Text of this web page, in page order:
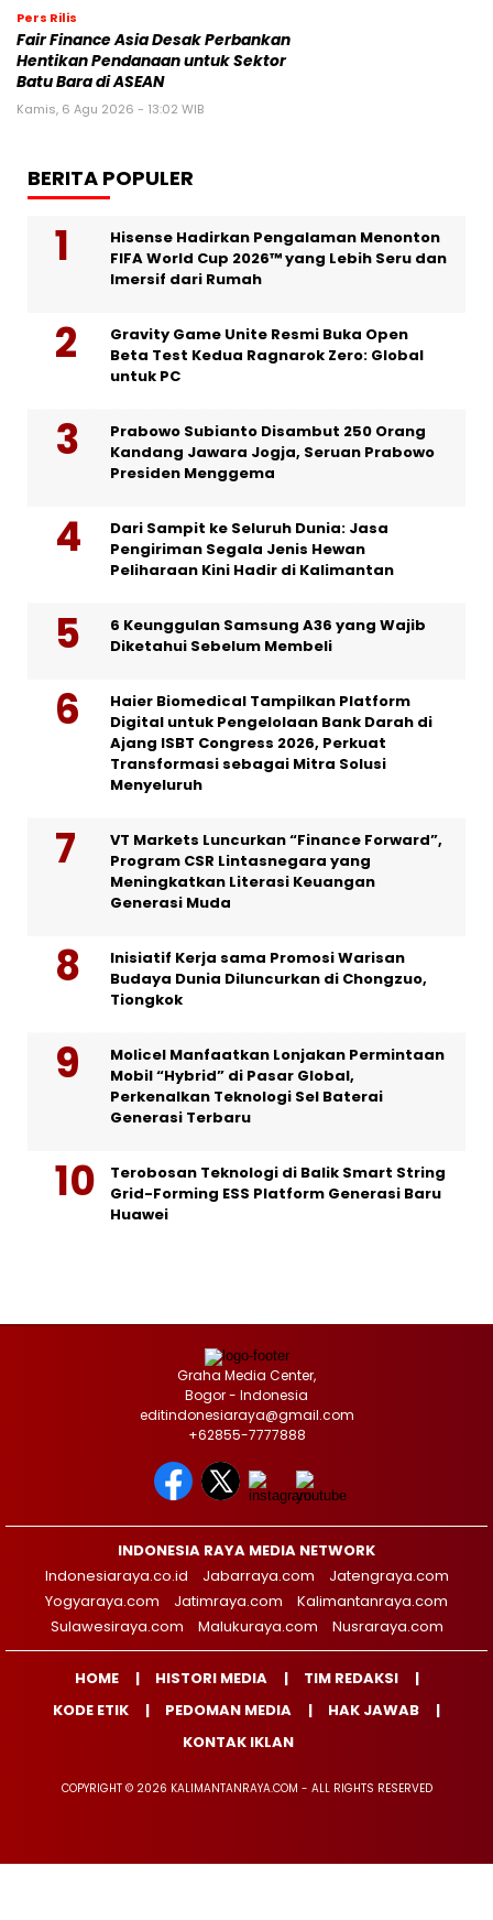
Pers Rilis
Fair Finance Asia Desak Perbankan
Hentikan Pendanaan untuk Sektor
Batu Bara di ASEAN
Kamis, 6 Agu 2026 - 13:02 WIB
BERITA POPULER
Hisense Hadirkan Pengalaman Menonton
FIFA World Cup 2026™ yang Lebih Seru dan
Imersif dari Rumah
Gravity Game Unite Resmi Buka Open
Beta Test Kedua Ragnarok Zero: Global
untuk PC
Prabowo Subianto Disambut 250 Orang
Kandang Jawara Jogja, Seruan Prabowo
Presiden Menggema
Dari Sampit ke Seluruh Dunia: Jasa
Pengiriman Segala Jenis Hewan
Peliharaan Kini Hadir di Kalimantan
6 Keunggulan Samsung A36 yang Wajib
Diketahui Sebelum Membeli
Haier Biomedical Tampilkan Platform
Digital untuk Pengelolaan Bank Darah di
Ajang ISBT Congress 2026, Perkuat
Transformasi sebagai Mitra Solusi
Menyeluruh
VT Markets Luncurkan “Finance Forward”,
Program CSR Lintasnegara yang
Meningkatkan Literasi Keuangan
Generasi Muda
Inisiatif Kerja sama Promosi Warisan
Budaya Dunia Diluncurkan di Chongzuo,
Tiongkok
Molicel Manfaatkan Lonjakan Permintaan
Mobil “Hybrid” di Pasar Global,
Perkenalkan Teknologi Sel Baterai
Generasi Terbaru
Terobosan Teknologi di Balik Smart String
Grid-Forming ESS Platform Generasi Baru
Huawei
Graha Media Center,
Bogor - Indonesia
editindonesiaraya@gmail.com
+62855-7777888
INDONESIA RAYA MEDIA NETWORK
Indonesiaraya.co.id
Jabarraya.com
Jatengraya.com
Yogyaraya.com
Jatimraya.com
Kalimantanraya.com
Sulawesiraya.com
Malukuraya.com Nusraraya.com
HOME HISTORI MEDIA
TIM REDAKSI
KODE ETIK
PEDOMAN MEDIA
HAK JAWAB
KONTAK IKLAN
COPYRIGHT © 2026 KALIMANTANRAYA.COM - ALL RIGHTS RESERVED